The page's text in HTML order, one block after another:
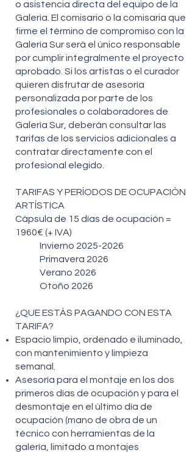
o asistencia directa del equipo de la
Galería. El comisario o la comisaria que
firme el término de compromiso con la
Galería Sur será el único responsable
por cumplir integralmente el proyecto
aprobado. Si los artistas o el curador
quieren disfrutar de asesoría
personalizada por parte de los
profesionales o colaboradores de
Galería Sur, deberán consultar las
tarifas de los servicios adicionales a
contratar directamente con el
profesional elegido.
TARIFAS Y PERÍODOS DE OCUPACIÓN
ARTÍSTICA
Cápsula de 15 días de ocupación =
1960€ (+ IVA)
Invierno 2025-2026
Primavera 2026
Verano 2026
Otoño 2026
¿QUE ESTÁS PAGANDO CON ESTA
TARIFA?
Espacio limpio, ordenado e iluminado,
con mantenimiento y limpieza
semanal.
Asesoría para el montaje en los dos
primeros días de ocupación y para el
desmontaje en el último día de
ocupación (mano de obra de un
técnico con herramientas de la
galería, limitado a montajes